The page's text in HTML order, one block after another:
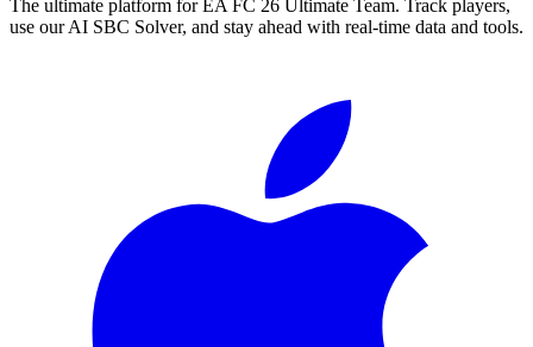
The ultimate platform for EA FC 26 Ultimate Team. Track players,
use our AI SBC Solver, and stay ahead with real-time data and tools.